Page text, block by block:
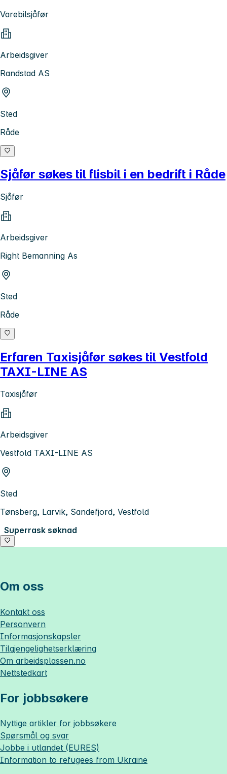
Varebilsjåfør
Arbeidsgiver
Randstad AS
Sted
Råde
Sjåfør søkes til flisbil i en bedrift i Råde
Sjåfør
Arbeidsgiver
Right Bemanning As
Sted
Råde
Erfaren Taxisjåfør søkes til Vestfold
TAXI-LINE AS
Taxisjåfør
Arbeidsgiver
Vestfold TAXI-LINE AS
Sted
Tønsberg, Larvik, Sandefjord, Vestfold
Superrask søknad
Om oss
Kontakt oss
Personvern
Informasjonskapsler
Tilgjengelighetserklæring
Om arbeidsplassen.no
Nettstedkart
For jobbsøkere
Nyttige artikler for jobbsøkere
Spørsmål og svar
Jobbe i utlandet (EURES)
Information to refugees from Ukraine